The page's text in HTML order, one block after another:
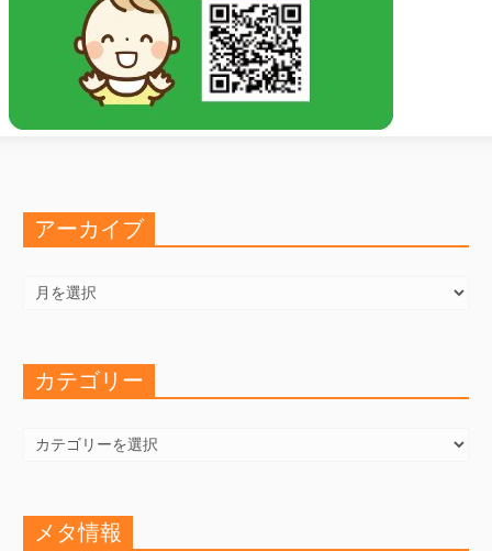
アーカイブ
カ
カテゴリー
ゴ
メタ情報